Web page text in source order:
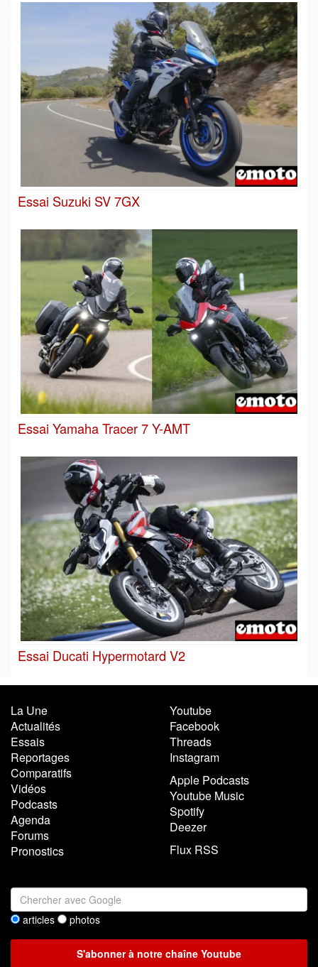
Essai Suzuki SV 7GX
Essai Yamaha Tracer 7 Y-AMT
Essai Ducati Hypermotard V2
La Une
Actualités
Essais
Reportages
Comparatifs
Vidéos
Podcasts
Agenda
Forums
Pronostics
Youtube
Facebook
Threads
Instagram
Apple Podcasts
Youtube Music
Spotify
Deezer
Flux RSS
articles photos